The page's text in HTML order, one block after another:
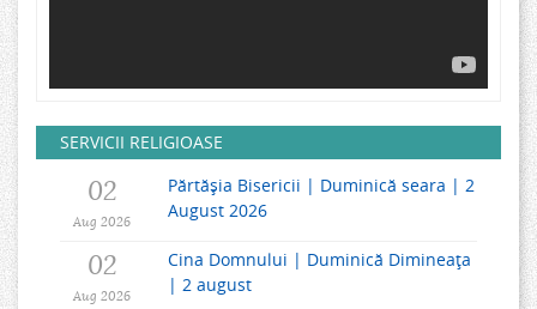
SERVICII RELIGIOASE
02
Aug 2026
Părtășia Bisericii | Duminică seara | 2
August 2026
02
Aug 2026
Cina Domnului | Duminică Dimineața
| 2 august